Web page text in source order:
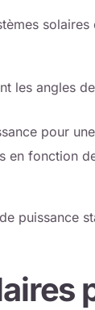
les angles
pour
en fonction
puissance